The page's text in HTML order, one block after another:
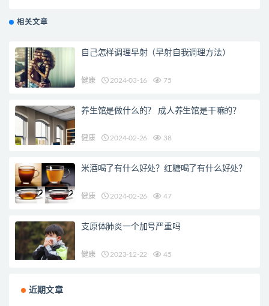
相关文章
自己怎样调理早射（早射自我调理方法）
健康 2024-03-16 75
养生馆是做什么的？ 成人养生馆是干嘛的？
健康 2024-02-26 38
米酒喝了有什么好处？红糖喝了有什么好处？
健康 2024-02-26 47
支原体肺炎一个加号严重吗
健康 2023-12-22 45
近期文章